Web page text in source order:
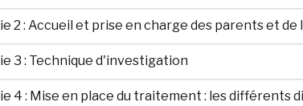
2 : Accueil et prise en charge des parents et de
3 : Technique d'investigation
4 : Mise en place du traitement : les différents